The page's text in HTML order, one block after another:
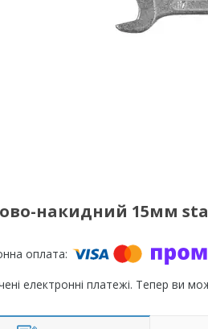
накидний 15мм
електронні платежі. Тепер ви